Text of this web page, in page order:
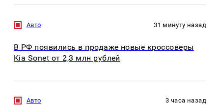
Авто 31 минуту назад
В РФ появились в продаже новые кроссоверы
Kia Sonet от 2,3 млн рублей
Авто 3 часа назад